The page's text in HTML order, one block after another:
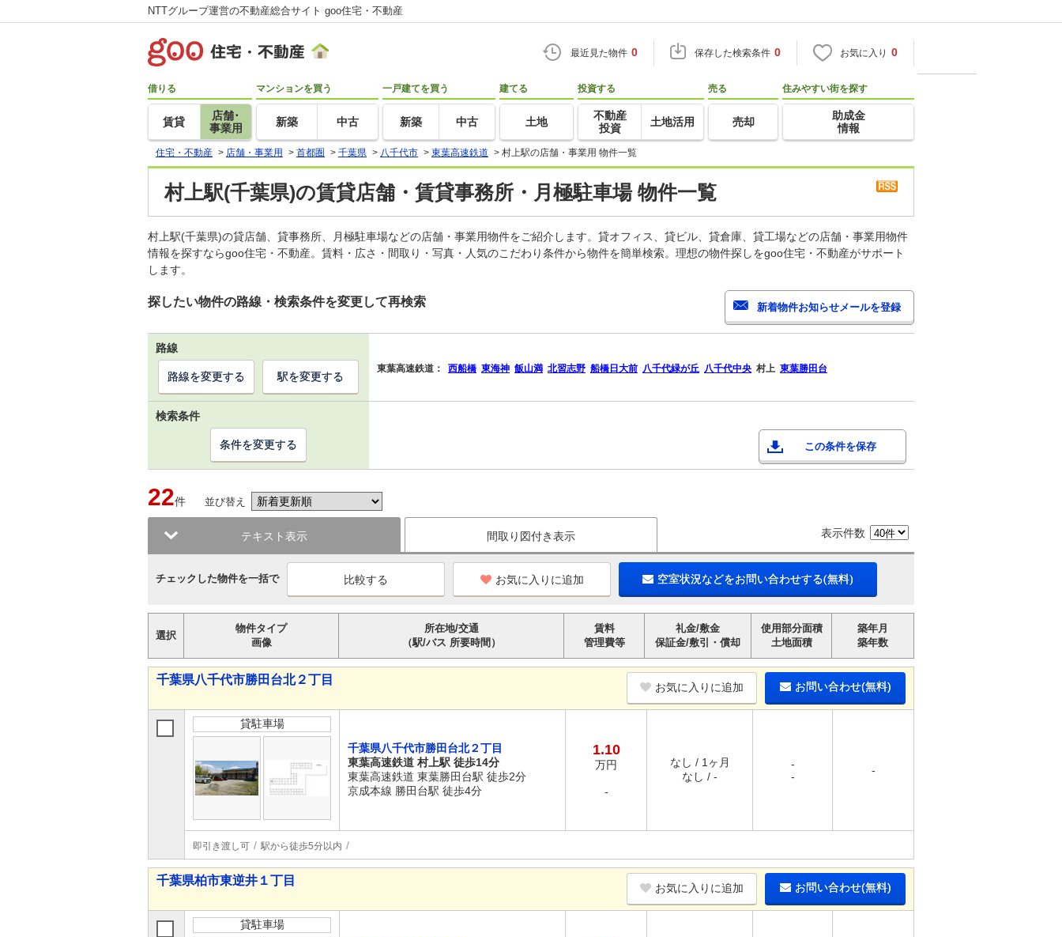
NTTグループ運営の不動産総合サイト goo住宅・不動産
最近見た物件 0 保存した検索条件 0 お気に入り 0
借りる
賃貸
店舗･
事業用
マンションを買う
新築 中古
一戸建てを買う
新築 中古
建てる
土地
投資する
不動産
投資
土地活用
売る
売却
住みやすい街を探す
助成金
情報
住宅・不動産 > 店舗・事業用 > 首都圏 > 千葉県 > 八千代市 > 東葉高速鉄道 > 村上駅の店舗・事業用 物件一覧
村上駅(千葉県)の賃貸店舗・賃貸事務所・月極駐車場 物件一覧
村上駅(千葉県)の貸店舗、貸事務所、月極駐車場などの店舗・事業用物件をご紹介します。貸オフィス、貸ビル、貸倉庫、貸工場などの店舗・事業用物件
情報を探すならgoo住宅・不動産。賃料・広さ・間取り・写真・人気のこだわり条件から物件を簡単検索。理想の物件探しをgoo住宅・不動産がサポート
します。
探したい物件の路線・検索条件を変更して再検索
路線
東葉高速鉄道： 西船橋 東海神 飯山満 北習志野 船橋日大前 八千代緑が丘 八千代中央 村上 東葉勝田台
路線を変更する 駅を変更する
検索条件
この条件を保存
条件を変更する
22件 並び替え
テキスト表示 間取り図付き表示 表示件数
チェックした物件を一括で お気に入りに追加 空室状況などをお問い合わせする(無料)
選択
物件タイプ
画像
所在地/交通
（駅/バス 所要時間）
賃料
管理費等
礼金/敷金
保証金/敷引・償却
使用部分面積
土地面積
築年月
築年数
千葉県八千代市勝田台北２丁目
お気に入りに追加 お問い合わせ(無料)
貸駐車場
千葉県八千代市勝田台北２丁目
東葉高速鉄道 村上駅 徒歩14分
東葉高速鉄道 東葉勝田台駅 徒歩2分
京成本線 勝田台駅 徒歩4分
1.10
万円
-
なし / 1ヶ月
なし / -
-
-
-
即引き渡し可 駅から徒歩5分以内
千葉県柏市東逆井１丁目
お気に入りに追加 お問い合わせ(無料)
貸駐車場